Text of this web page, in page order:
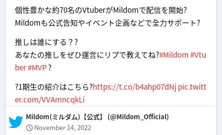
個性豊かな約70名のVtuberがMildomで配信を開始?
Mildomも公式告知やイベント企画などで全力サポート?
推しは誰にする？?
あなたの推しをぜひ運営にリプで教えてね?#Mildom#Vtu
ber#MVP?
?1期生の紹介はこちら?https://t.co/b4ahp07dNj pic.twitt
er.com/VVAmncqkLi
— Mildom(ミルダム)【公式】 (@Mildom_Official)
November 14, 2022